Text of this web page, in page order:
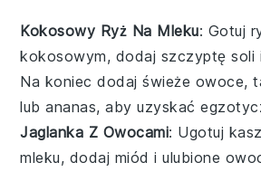
Kokosowy Ryż Na Mleku: Gotuj
kokosowym, dodaj szczyptę soli
Na koniec dodaj świeże owoce,
lub ananas, aby uzyskać
Jaglanka Z Owocami: Ugotuj
mleku, dodaj miód i ulubione